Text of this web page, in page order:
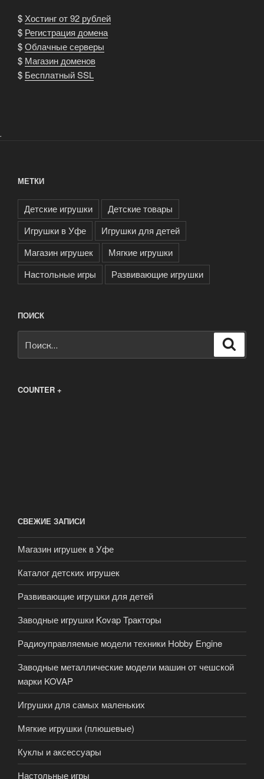
$Хостинг от 92 рублей
$ Регистрация домена
$Облачные серверы
$ Магазин доменов
$ Бесплатный SSL
.
МЕТКИ
Детские игрушки
Детские товары
Игрушки в Уфе
Игрушки для детей
Магазин игрушек
Мягкие игрушки
Настольные игры
Развивающие игрушки
ПОИСК
COUNTER +
СВЕЖИЕ ЗАПИСИ
Магазин игрушек в Уфе
Каталог детских игрушек
Развивающие игрушки для детей
Заводные игрушки Kovap Тракторы
Радиоуправляемые модели техники Hobby Engine
Заводные металлические модели машин от чешской
марки KOVAP
Игрушки для самых маленьких
Мягкие игрушки (плюшевые)
Куклы и аксессуары
Настольные игры